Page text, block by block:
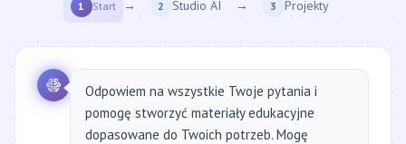
1 Start → 2 Studio AI → 3 Projekty
Odpowiem na wszystkie Twoje pytania i
pomogę stworzyć materiały edukacyjne
dopasowane do Twoich potrzeb. Mogę